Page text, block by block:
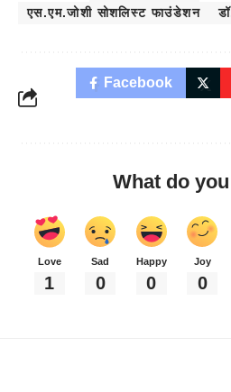
एस.एम.जोशी सोशलिस्ट फाउंडेशन
Facebook
What do
Love
1
Sad
0
Happy
0
Joy
0